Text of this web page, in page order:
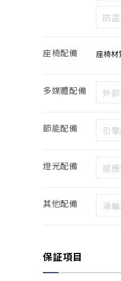
防
座椅配備 座椅材
多媒體配備 外
節能配備 引
燈光配備 感
其他配備 渦
保証項目